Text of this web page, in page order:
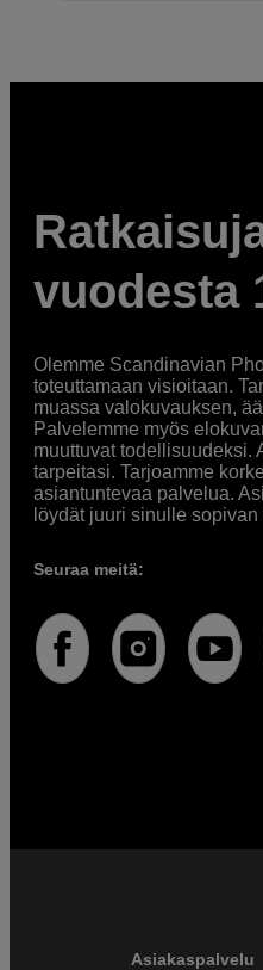
vuodesta
Olemme Scandinavian
toteuttamaan visioitaan.
muassa valokuvauksen,
Palvelemme myös
muuttuvat todellisuudeksi.
tarpeitasi. Tarjoamme
asiantuntevaa palvelua.
löydät juuri sinulle sopivan
Seuraa meitä:
Asiakaspalvelu